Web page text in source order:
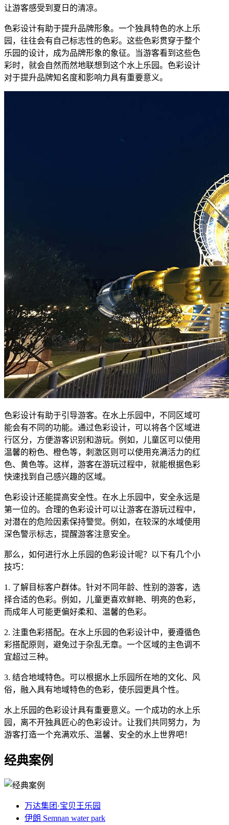
让游客感受到夏日的清凉。
色彩设计有助于提升品牌形象。一个独具特色的水上乐
园，往往会有自己标志性的色彩。这些色彩贯穿于整个
乐园的设计，成为品牌形象的象征。当游客看到这些色
彩时，就会自然而然地联想到这个水上乐园。色彩设计
对于提升品牌知名度和影响力具有重要意义。
色彩设计有助于引导游客。在水上乐园中，不同区域可
能会有不同的功能。通过色彩设计，可以将各个区域进
行区分，方便游客识别和游玩。例如，儿童区可以使用
温馨的粉色、橙色等，刺激区则可以使用充满活力的红
色、黄色等。这样，游客在游玩过程中，就能根据色彩
快速找到自己感兴趣的区域。
色彩设计还能提高安全性。在水上乐园中，安全永远是
第一位的。合理的色彩设计可以让游客在游玩过程中，
对潜在的危险因素保持警觉。例如，在较深的水域使用
深色警示标志，提醒游客注意安全。
那么，如何进行水上乐园的色彩设计呢？以下有几个小
技巧：
1. 了解目标客户群体。针对不同年龄、性别的游客，选
择合适的色彩。例如，儿童更喜欢鲜艳、明亮的色彩，
而成年人可能更偏好柔和、温馨的色彩。
2. 注重色彩搭配。在水上乐园的色彩设计中，要遵循色
彩搭配原则，避免过于杂乱无章。一个区域的主色调不
宜超过三种。
3. 结合地域特色。可以根据水上乐园所在地的文化、风
俗，融入具有地域特色的色彩，使乐园更具个性。
水上乐园的色彩设计具有重要意义。一个成功的水上乐
园，离不开独具匠心的色彩设计。让我们共同努力，为
游客打造一个充满欢乐、温馨、安全的水上世界吧！
经典案例
万达集团·宝贝王乐园
伊朗 Semnan water park